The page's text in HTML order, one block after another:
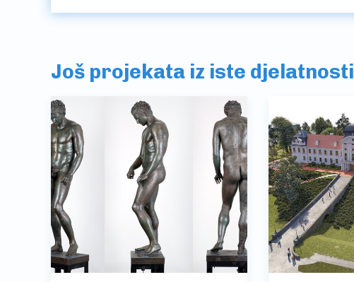
Još projekata iz iste djelatnosti